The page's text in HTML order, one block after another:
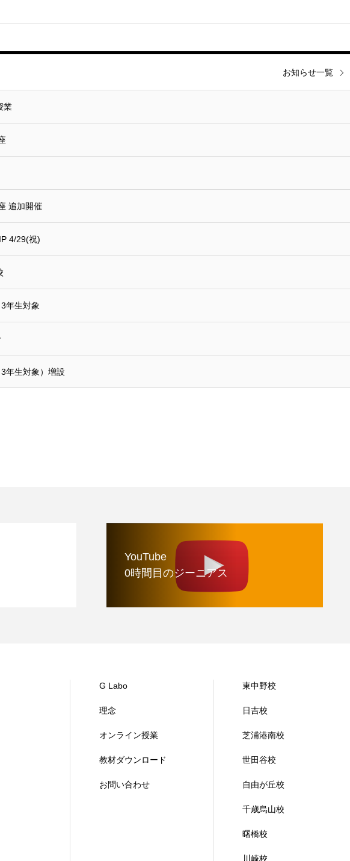
業
追加開催
4/29(祝)
年生対象
年生対象）増設
お知らせ一覧
YouTube
0時間目のジーニアス
G Labo
理念
オンライン授業
教材ダウンロード
お問い合わせ
東中野校
日吉校
芝浦港南校
世田谷校
自由が丘校
千歳烏山校
曙橋校
川崎校